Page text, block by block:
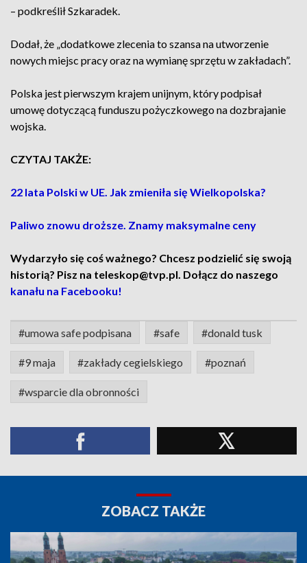
– podkreślił Szkaradek.
Dodał, że „dodatkowe zlecenia to szansa na utworzenie
nowych miejsc pracy oraz na wymianę sprzętu w zakładach”.
Polska jest pierwszym krajem unijnym, który podpisał
umowę dotyczącą funduszu pożyczkowego na dozbrajanie
wojska.
CZYTAJ TAKŻE:
22 lata Polski w UE. Jak zmieniła się Wielkopolska?
Paliwo znowu droższe. Znamy maksymalne ceny
Wydarzyło się coś ważnego? Chcesz podzielić się swoją
historią? Pisz na teleskop@tvp.pl. Dołącz do naszego
kanału na Facebooku!
#umowa safe podpisana #safe #donald tusk
#9 maja #zakłady cegielskiego #poznań
#wsparcie dla obronności
ZOBACZ TAKŻE